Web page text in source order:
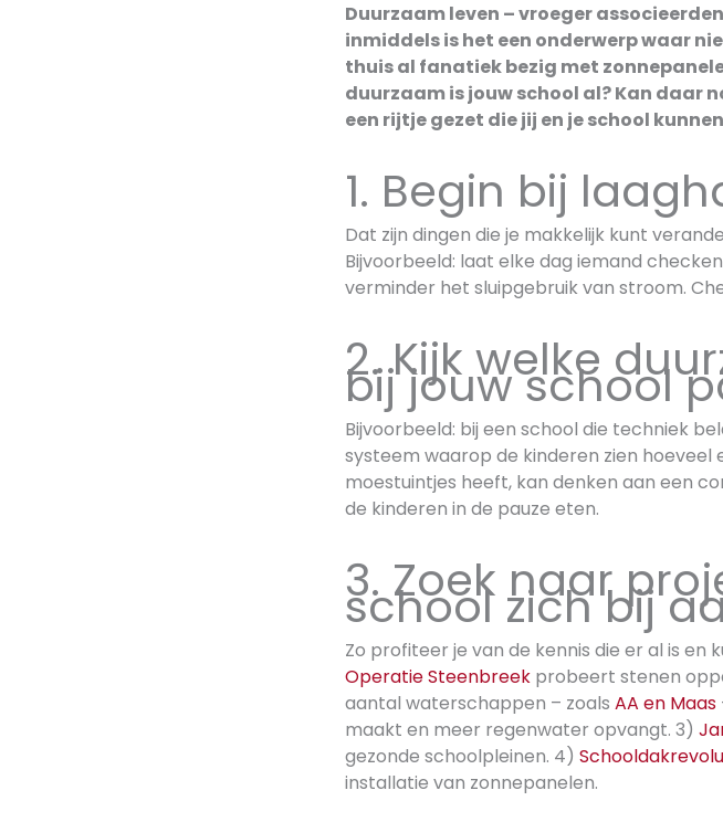
Duurzaam leven – vroeger
inmiddels is het een onderwerp waar
thuis al fanatiek bezig met
duurzaam is jouw school al? Kan daar
een rijtje gezet die jij en je school
1. Begin bij
Dat zijn dingen die je makkelijk kunt
Bijvoorbeeld: laat elke dag iemand
verminder het sluipgebruik van stroom.
2. Kijk welke
bij jouw school
Bijvoorbeeld: bij een school die techniek
systeem waarop de kinderen zien hoeveel
moestuintjes heeft, kan denken aan een
de kinderen in de pauze eten.
3. Zoek naar
school zich bij
Zo profiteer je van de kennis die er al is en
Operatie Steenbreek probeert stenen
aantal waterschappen – zoals AA en Maas
maakt en meer regenwater opvangt. 3)
gezonde schoolpleinen. 4)
installatie van zonnepanelen.